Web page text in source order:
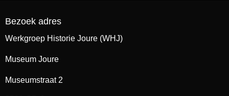
Bezoek adres
Werkgroep Historie Joure (WHJ)
Museum Joure
Museumstraat 2